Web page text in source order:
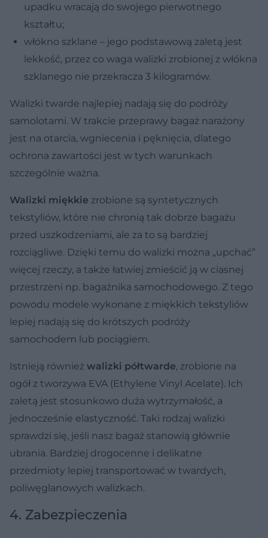
upadku wracają do swojego pierwotnego
kształtu;
włókno szklane – jego podstawową zaletą jest
lekkość, przez co waga walizki zrobionej z włókna
szklanego nie przekracza 3 kilogramów.
Walizki twarde najlepiej nadają się do podróży
samolotami. W trakcie przeprawy bagaż narażony
jest na otarcia, wgniecenia i pęknięcia, dlatego
ochrona zawartości jest w tych warunkach
szczególnie ważna.
Walizki miękkie zrobione są syntetycznych
tekstyliów, które nie chronią tak dobrze bagażu
przed uszkodzeniami, ale za to są bardziej
rozciągliwe. Dzięki temu do walizki można „upchać”
więcej rzeczy, a także łatwiej zmieścić ją w ciasnej
przestrzeni np. bagażnika samochodowego. Z tego
powodu modele wykonane z miękkich tekstyliów
lepiej nadają się do krótszych podróży
samochodem lub pociągiem.
Istnieją również walizki półtwarde, zrobione na
ogół z tworzywa EVA (Ethylene Vinyl Acelate). Ich
zaletą jest stosunkowo duża wytrzymałość, a
jednocześnie elastyczność. Taki rodzaj walizki
sprawdzi się, jeśli nasz bagaż stanowią głównie
ubrania. Bardziej drogocenne i delikatne
przedmioty lepiej transportować w twardych,
poliwęglanowych walizkach.
4. Zabezpieczenia